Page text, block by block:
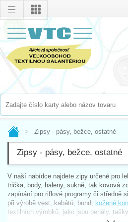
Zipsy - pásy, bežce, ostatné
Zipsy - pásy, bežce, ostatné
V naší nabídce najdete zipy určené pro
trička, body, haleny, sukně, tak kovová
zapínání pro riflové programy či středně
při výrobě vest, kabátů, bund, kožené
textilních výrobků, jako jsou penály,